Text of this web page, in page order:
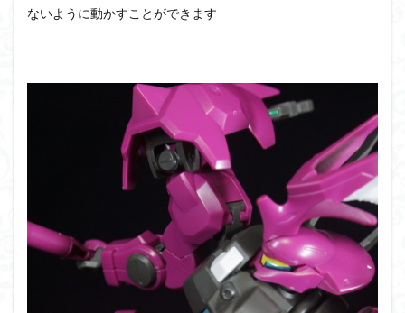
ないように動かすことができます